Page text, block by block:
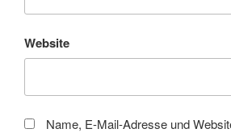
Website
Name, E-Mail-Adresse und